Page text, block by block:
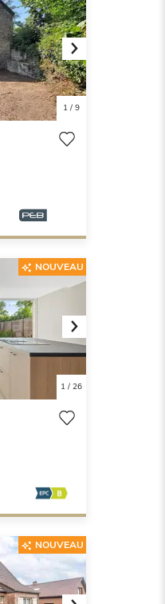
Next
1/ 9
Next
1/ 26
NOUVEAU
NOUVEAU